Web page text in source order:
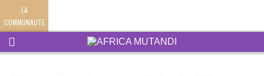
LA
COMMUNAUTE